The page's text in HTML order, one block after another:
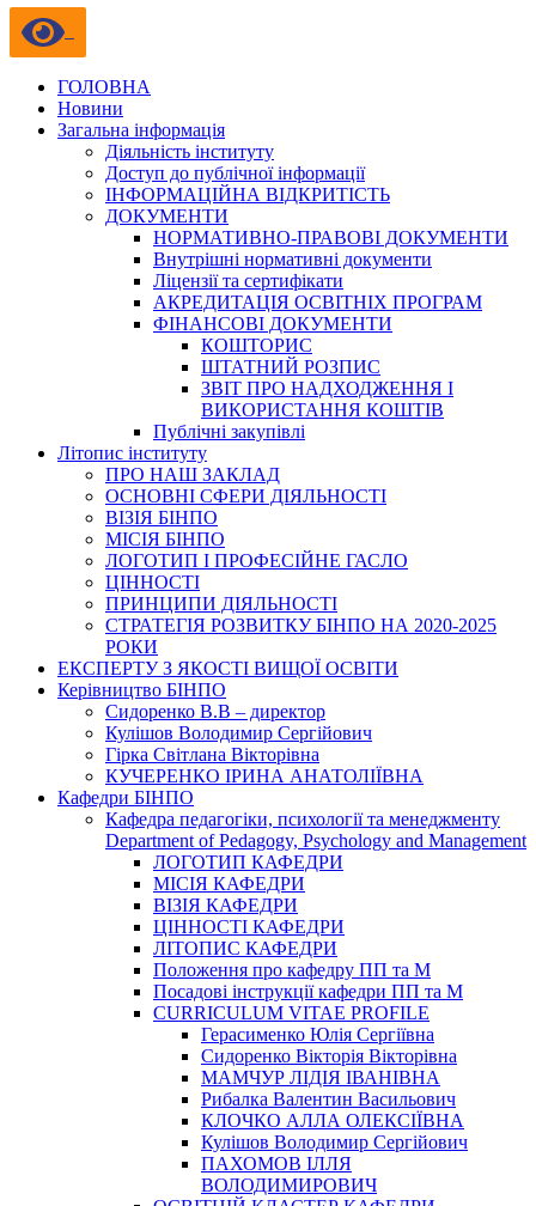
ГОЛОВНА
Новини
Загальна інформація
Діяльність інституту
Доступ до публічної інформації
ІНФОРМАЦІЙНА ВІДКРИТІСТЬ
ДОКУМЕНТИ
НОРМАТИВНО-ПРАВОВІ ДОКУМЕНТИ
Внутрішні нормативні документи
Ліцензії та сертифікати
АКРЕДИТАЦІЯ ОСВІТНІХ ПРОГРАМ
ФІНАНСОВІ ДОКУМЕНТИ
КОШТОРИС
ШТАТНИЙ РОЗПИС
ЗВІТ ПРО НАДХОДЖЕННЯ І
ВИКОРИСТАННЯ КОШТІВ
Публічні закупівлі
Літопис інституту
ПРО НАШ ЗАКЛАД
ОСНОВНІ СФЕРИ ДІЯЛЬНОСТІ
ВІЗІЯ БІНПО
МІСІЯ БІНПО
ЛОГОТИП І ПРОФЕСІЙНЕ ГАСЛО
ЦІННОСТІ
ПРИНЦИПИ ДІЯЛЬНОСТІ
СТРАТЕГІЯ РОЗВИТКУ БІНПО НА 2020-2025
РОКИ
ЕКСПЕРТУ З ЯКОСТІ ВИЩОЇ ОСВІТИ
Керівництво БІНПО
Сидоренко В.В – директор
Кулішов Володимир Сергійович
Гірка Світлана Вікторівна
КУЧЕРЕНКО ІРИНА АНАТОЛІЇВНА
Кафедри БІНПО
Кафедра педагогіки, психології та менеджменту
Department of Pedagogy, Psychology and Management
ЛОГОТИП КАФЕДРИ
МІСІЯ КАФЕДРИ
ВІЗІЯ КАФЕДРИ
ЦІННОСТІ КАФЕДРИ
ЛІТОПИС КАФЕДРИ
Положення про кафедру ПП та М
Посадові інструкції кафедри ПП та М
CURRICULUM VITAE PROFILE
Герасименко Юлія Сергіївна
Сидоренко Вікторія Вікторівна
МАМЧУР ЛІДІЯ ІВАНІВНА
Рибалка Валентин Васильович
КЛОЧКО АЛЛА ОЛЕКСІЇВНА
Кулішов Володимир Сергійович
ПАХОМОВ ІЛЛЯ
ВОЛОДИМИРОВИЧ